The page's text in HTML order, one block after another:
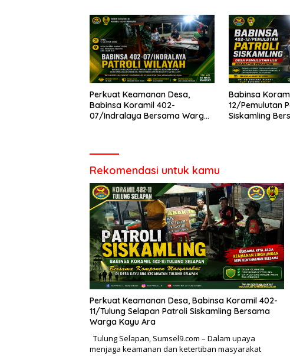
Perkuat Keamanan Desa,
Babinsa Koramil 402-
07/Indralaya Bersama Warga
Babinsa
12/Pemulutan
Siskamling
Rekomendasi untuk kamu
Perkuat Keamanan Desa, Babinsa Koramil 402-
11/Tulung Selapan Patroli Siskamling Bersama
Warga Kayu Ara
Tulung Selapan, Sumsel9.com – Dalam upaya
menjaga keamanan dan ketertiban masyarakat